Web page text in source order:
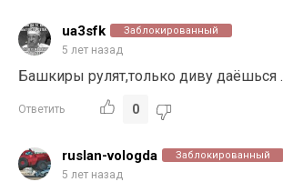
ua3sfk Заблокированный
5 лет назад
Башкиры рулят,только диву даёшься .
Ответить 0
ruslan-vologda Заблокированный
5 лет назад